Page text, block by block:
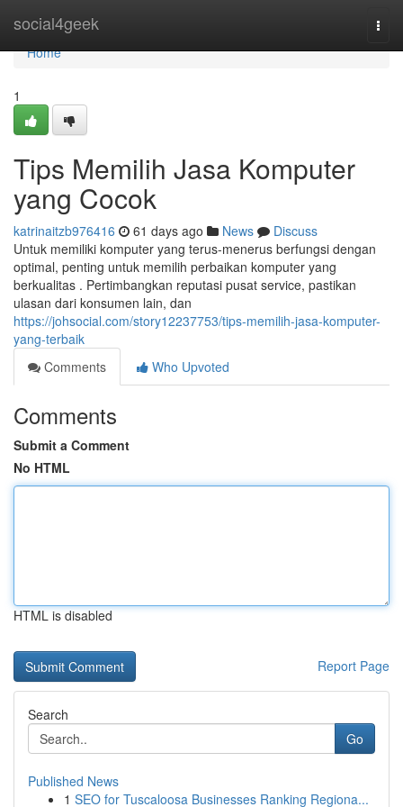
social4geek
Home
Home
1
Tips Memilih Jasa Komputer
yang Cocok
katrinaitzb976416 61 days ago News
Discuss
Untuk memiliki komputer yang terus-menerus berfungsi dengan
optimal, penting untuk memilih perbaikan komputer yang
berkualitas . Pertimbangkan reputasi pusat service, pastikan
ulasan dari konsumen lain, dan
https://johsocial.com/story12237753/tips-memilih-jasa-komputer-
yang-terbaik
Comments
Who Upvoted
Comments
Submit a Comment
No HTML
HTML is disabled
Report Page
Search
Go
Published News
1 SEO for Tuscaloosa Businesses Ranking Regiona...